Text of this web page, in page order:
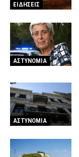
ΕΙΔΗΣΕΙΣ
ΑΣΤΥΝΟΜΙΑ
ΑΣΤΥΝΟΜΙΑ